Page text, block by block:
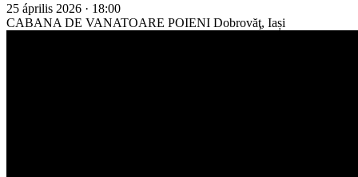
25 április 2026 · 18:00
CABANA DE VANATOARE POIENI Dobrovăţ, Iași